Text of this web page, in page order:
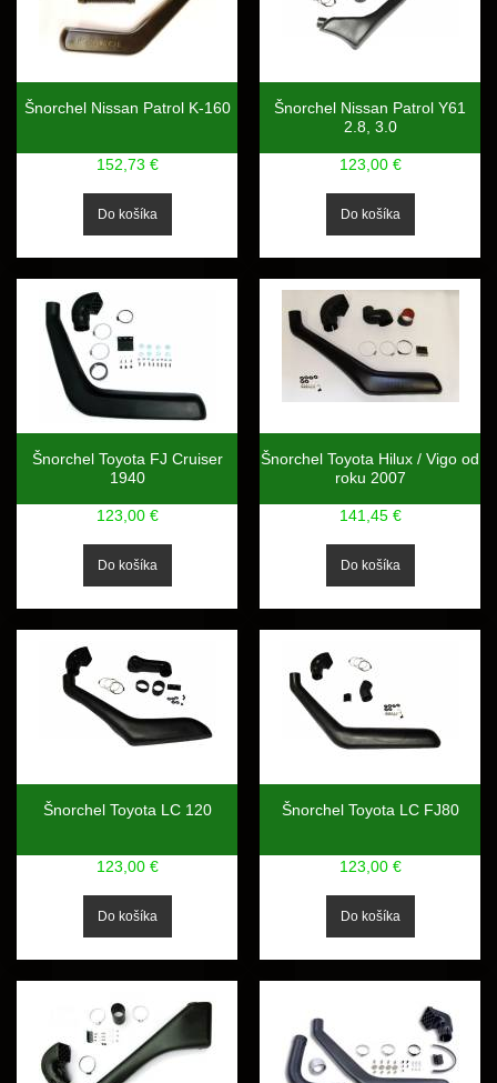
Šnorchel Nissan Patrol K-160
152,73 €
Šnorchel Nissan Patrol Y61
2.8, 3.0
123,00 €
Šnorchel Toyota FJ Cruiser
1940
123,00 €
Šnorchel Toyota Hilux / Vigo od
roku 2007
141,45 €
Šnorchel Toyota LC 120
123,00 €
Šnorchel Toyota LC FJ80
123,00 €